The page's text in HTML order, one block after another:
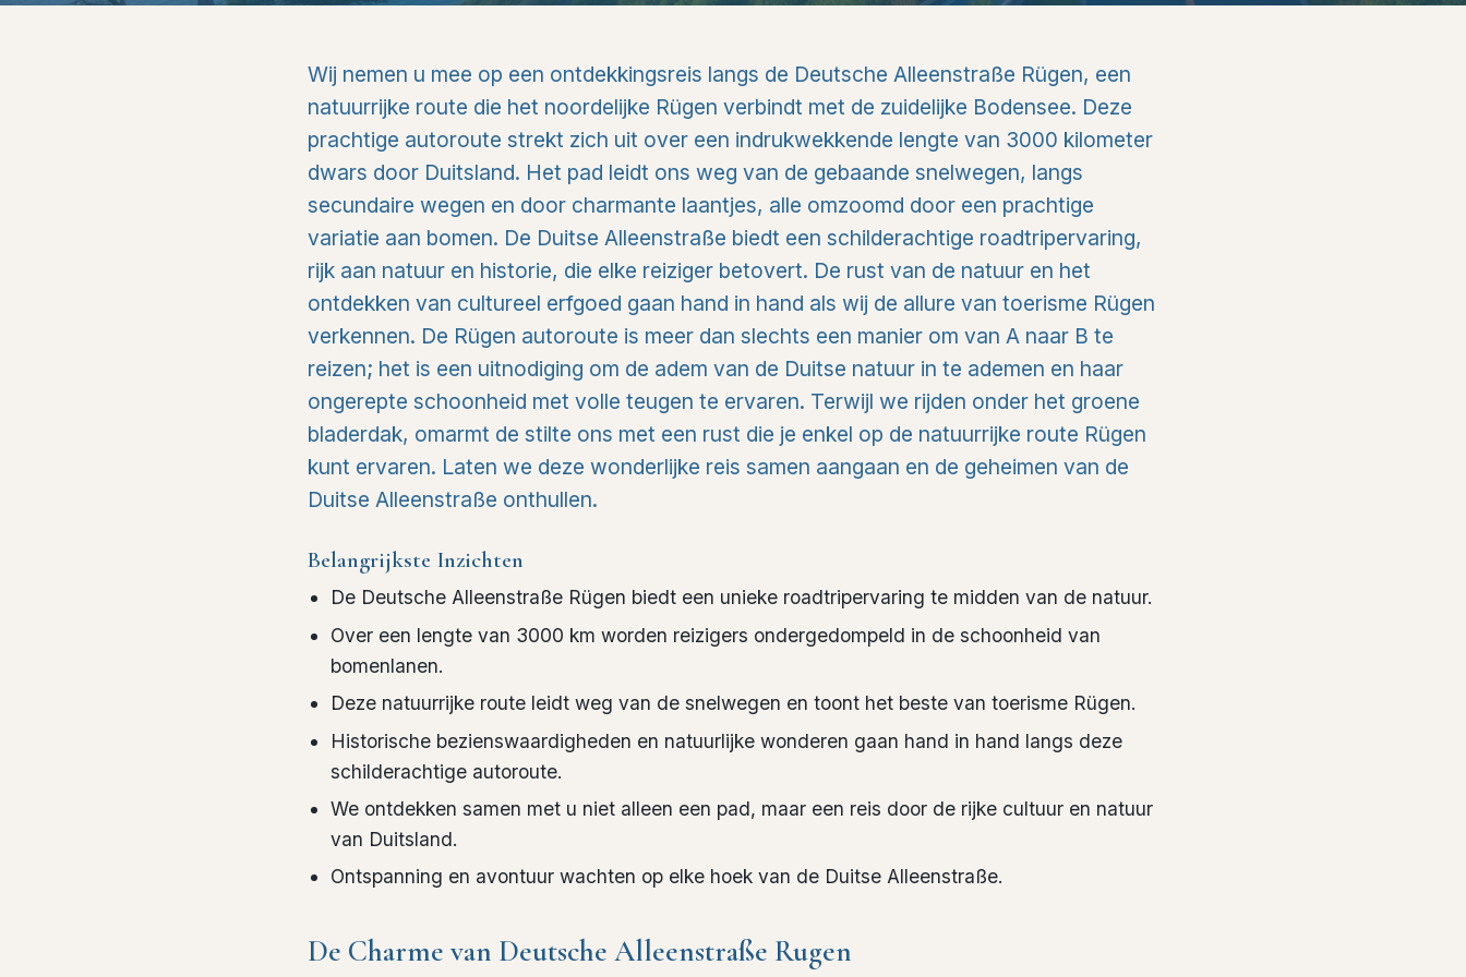
Wij nemen u mee op een ontdekkingsreis langs de Deutsche Alleenstraße Rügen, een
natuurrijke route die het noordelijke Rügen verbindt met de zuidelijke Bodensee. Deze
prachtige autoroute strekt zich uit over een indrukwekkende lengte van 3000 kilometer
dwars door Duitsland. Het pad leidt ons weg van de gebaande snelwegen, langs
secundaire wegen en door charmante laantjes, alle omzoomd door een prachtige
variatie aan bomen. De Duitse Alleenstraße biedt een schilderachtige roadtripervaring,
rijk aan natuur en historie, die elke reiziger betovert. De rust van de natuur en het
ontdekken van cultureel erfgoed gaan hand in hand als wij de allure van toerisme Rügen
verkennen. De Rügen autoroute is meer dan slechts een manier om van A naar B te
reizen; het is een uitnodiging om de adem van de Duitse natuur in te ademen en haar
ongerepte schoonheid met volle teugen te ervaren. Terwijl we rijden onder het groene
bladerdak, omarmt de stilte ons met een rust die je enkel op de natuurrijke route Rügen
kunt ervaren. Laten we deze wonderlijke reis samen aangaan en de geheimen van de
Duitse Alleenstraße onthullen.
Belangrijkste Inzichten
De Deutsche Alleenstraße Rügen biedt een unieke roadtripervaring te midden van de natuur.
Over een lengte van 3000 km worden reizigers ondergedompeld in de schoonheid van
bomenlanen.
Deze natuurrijke route leidt weg van de snelwegen en toont het beste van toerisme Rügen.
Historische bezienswaardigheden en natuurlijke wonderen gaan hand in hand langs deze
schilderachtige autoroute.
We ontdekken samen met u niet alleen een pad, maar een reis door de rijke cultuur en natuur
van Duitsland.
Ontspanning en avontuur wachten op elke hoek van de Duitse Alleenstraße.
De Charme van Deutsche Alleenstraße Rugen